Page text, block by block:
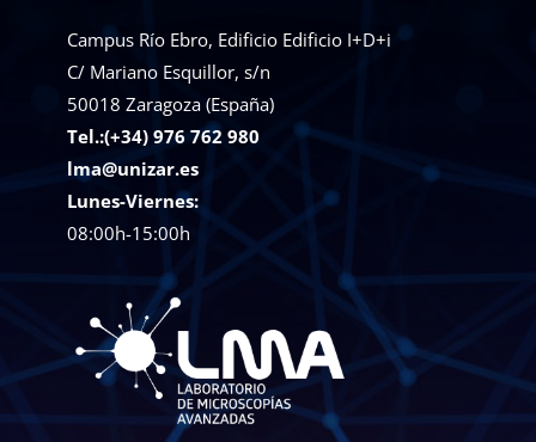
Campus Río Ebro, Edificio Edificio I+D+i
C/ Mariano Esquillor, s/n
50018 Zaragoza (España)
Tel.:(+34) 976 762 980
lma@unizar.es
Lunes-Viernes:
08:00h-15:00h